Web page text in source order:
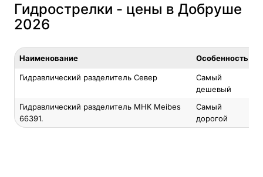
Гидрострелки - цены в Добруше
2026
Наименование Особенность
Гидравлический разделитель Север
Самый
дешевый
Гидравлический разделитель MHK Meibes
66391.
Самый
дорогой